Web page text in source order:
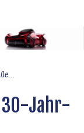
30-Jahr-